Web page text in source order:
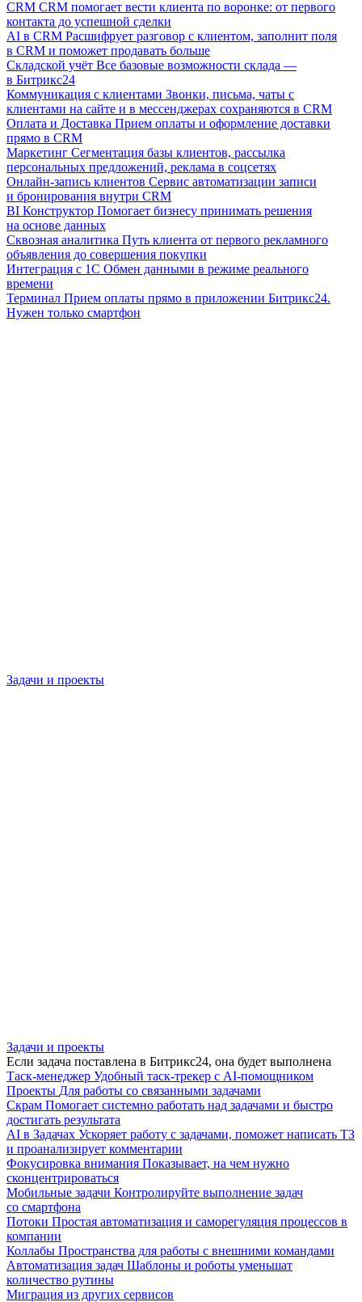
CRM CRM помогает вести клиента по воронке: от первого
контакта до успешной сделки
AI в CRM Расшифрует разговор с клиентом, заполнит поля
в CRM и поможет продавать больше
Складской учёт Все базовые возможности склада —
в Битрикс24
Коммуникация с клиентами Звонки, письма, чаты с
клиентами на сайте и в мессенджерах сохраняются в CRM
Оплата и Доставка Прием оплаты и оформление доставки
прямо в CRM
Маркетинг Сегментация базы клиентов, рассылка
персональных предложений, реклама в соцсетях
Онлайн-запись клиентов Сервис автоматизации записи
и бронирования внутри CRM
BI Конструктор Помогает бизнесу принимать решения
на основе данных
Сквозная аналитика Путь клиента от первого рекламного
объявления до совершения покупки
Интеграция с 1С Обмен данными в режиме реального
времени
Терминал Прием оплаты прямо в приложении Битрикс24.
Нужен только смартфон
Задачи и проекты
Задачи и проекты
Если задача поставлена в Битрикс24, она будет выполнена
Таск-менеджер Удобный таск-трекер с AI-помощником
Проекты Для работы со связанными задачами
Скрам Помогает системно работать над задачами и быстро
достигать результата
AI в Задачах Ускоряет работу с задачами, поможет написать ТЗ
и проанализирует комментарии
Фокусировка внимания Показывает, на чем нужно
сконцентрироваться
Мобильные задачи Контролируйте выполнение задач
со смартфона
Потоки Простая автоматизация и саморегуляция процессов в
компании
Коллабы Пространства для работы с внешними командами
Автоматизация задач Шаблоны и роботы уменьшат
количество рутины
Миграция из других сервисов